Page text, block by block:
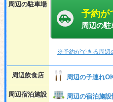
周辺の駐車場
予約が
周辺の駐
※予約ができる周辺
周辺飲食店 周辺の子連れ
周辺宿泊施設
周辺の宿泊施